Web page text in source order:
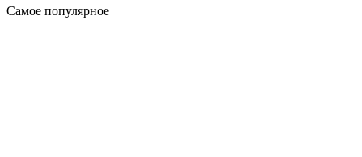
Самое популярное